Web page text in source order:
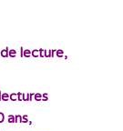
lecture,
ans,